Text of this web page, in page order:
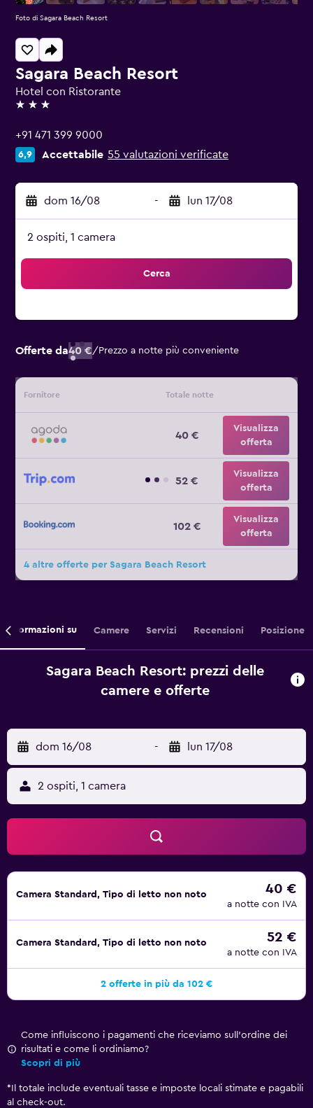
Sagara Beach Resort
Hotel con Ristorante
3 stelle
+91 471 399 9000
6,9 Accettabile 55 valutazioni verificate
dom 16/08 - lun 17/08
2 ospiti, 1 camera
Cerca
Offerte da40 €/ Prezzo a notte più conveniente
Fornitore Totale notte
40 €
Visualizza
offerta
52 €
Visualizza
offerta
102 €
Visualizza
offerta
4 altre offerte per Sagara Beach Resort
Foto di Sagara Beach Resort
Informazioni su Camere Servizi Recensioni Posizione
Sagara Beach Resort: prezzi delle
camere e offerte
dom 16/08 - lun 17/08
2 ospiti, 1 camera
Camera Standard, Tipo di letto non noto 40 €
a notte con IVA
Camera Standard, Tipo di letto non noto 52 €
a notte con IVA
2 offerte in più da 102 €
Come influiscono i pagamenti che riceviamo sull'ordine dei
risultati e come li ordiniamo?
Scopri di più
* Il totale include eventuali tasse e imposte locali stimate e pagabili
al check-out.